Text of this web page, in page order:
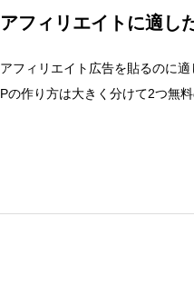
アフィリエイトに適し
アフィリエイト広告を貼るのに
Pの作り方は大きく分けて2つ無